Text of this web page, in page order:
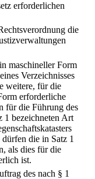
erforderlichen
die
maschineller Form
Verzeichnisses
weitere, für die
erforderliche
für die Führung des
1 bezeichneten Art
die in Satz 1
als dies für die
ist.
des nach § 1